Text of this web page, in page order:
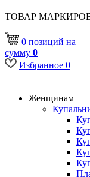
ТОВАР
0 позиций на
сумму 0
Избранное 0
Женщинам